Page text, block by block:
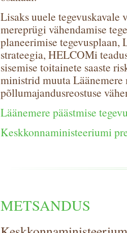
Lisaks uuele tegevuskavale
mereprügi vähendamise
planeerimise tegevusplaan,
strateegia, HELCOMi
sisemise toitainete saaste
ministrid muuta Läänemere
põllumajandusreostuse
Läänemere päästmise
Keskkonnaministeeriumi
METSANDUS